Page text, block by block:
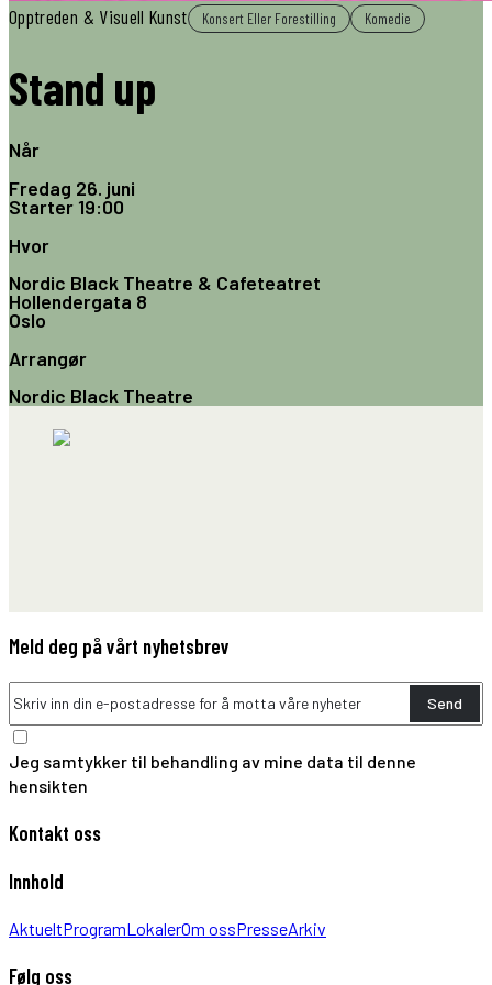
Opptreden & Visuell Kunst Konsert Eller Forestilling Komedie
Stand up
Når
Fredag 26. juni
Starter19:00
Hvor
Nordic Black Theatre & Cafeteatret
Hollendergata 8
Oslo
Arrangør
Nordic Black Theatre
Meld deg på vårt nyhetsbrev
Send
Jeg samtykker til behandling av mine data til denne
hensikten
Kontakt oss
Innhold
AktueltProgramLokalerOm ossPresseArkiv
Følg oss